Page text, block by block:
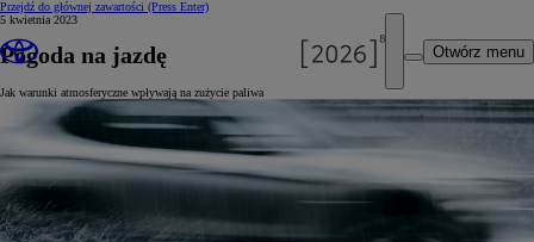
Przejdź do głównej zawartości (Press Enter)
Otwórz menu
5 kwietnia 2023
Pogoda na jazdę
Jak warunki atmosferyczne wpływają na zużycie paliwa